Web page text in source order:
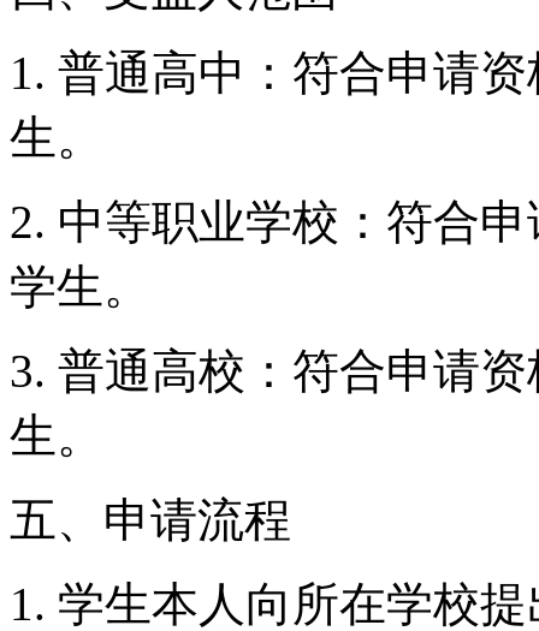
1. 普通高中：符合申请
生。
2. 中等职业学校：符合
学生。
3. 普通高校：符合申请
生。
五、申请流程
1. 学生本人向所在学校